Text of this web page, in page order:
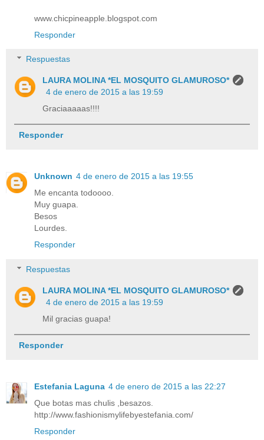
www.chicpineapple.blogspot.com
Responder
Respuestas
LAURA MOLINA *EL MOSQUITO GLAMUROSO*
4 de enero de 2015 a las 19:59
Graciaaaaas!!!!
Responder
Unknown 4 de enero de 2015 a las 19:55
Me encanta todoooo.
Muy guapa.
Besos
Lourdes.
Responder
Respuestas
LAURA MOLINA *EL MOSQUITO GLAMUROSO*
4 de enero de 2015 a las 19:59
Mil gracias guapa!
Responder
Estefania Laguna 4 de enero de 2015 a las 22:27
Que botas mas chulis ,besazos.
http://www.fashionismylifebyestefania.com/
Responder